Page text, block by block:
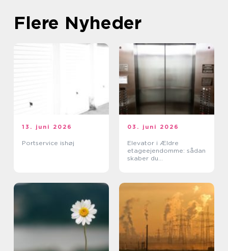
Flere Nyheder
13. juni 2026
Portservice ishøj
03. juni 2026
Elevator i Ældre
etageejendomme: sådan
skaber du